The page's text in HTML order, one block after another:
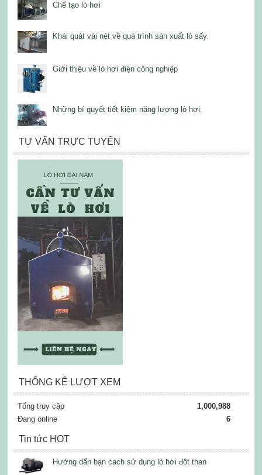
Chế tạo lò hơi
Khái quát vài nét về quá trình sản xuất lò sấy.
Giới thiệu về lò hơi điện công nghiệp
Những bí quyết tiết kiệm năng lượng lò hơi.
TƯ VẤN TRỰC TUYẾN
THỐNG KÊ LƯỢT XEM
Tổng truy cập
1,000,988
Đang online
6
Tin tức HOT
Hướng dẩn bạn cach sử dụng lò hơi đôt than